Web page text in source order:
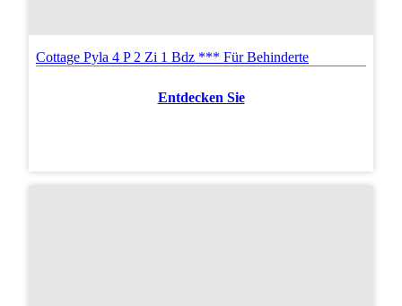
Cottage Pyla 4 P 2 Zi 1 Bdz *** Für Behinderte
Entdecken Sie